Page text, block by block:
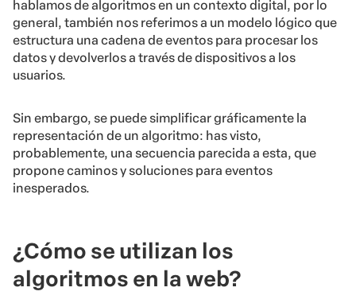
hablamos de algoritmos en un contexto digital, por lo
general, también nos referimos a un modelo lógico que
estructura una cadena de eventos para procesar los
datos y devolverlos a través de dispositivos a los
usuarios.
Sin embargo, se puede simplificar gráficamente la
representación de un algoritmo: has visto,
probablemente, una secuencia parecida a esta, que
propone caminos y soluciones para eventos
inesperados.
¿Cómo se utilizan los
algoritmos en la web?